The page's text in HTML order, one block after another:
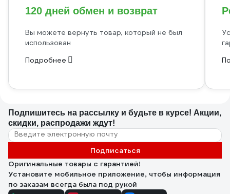
120 дней обмен и возврат
Вы можете вернуть товар, который не был
использован
Подробнее
Подпишитесь на рассылку и будьте в курсе! Акции,
скидки, распродажи ждут!
Подписаться
Оригинальные товары с гарантией!
Установите мобильное приложение, чтобы информация
по заказам всегда была под рукой